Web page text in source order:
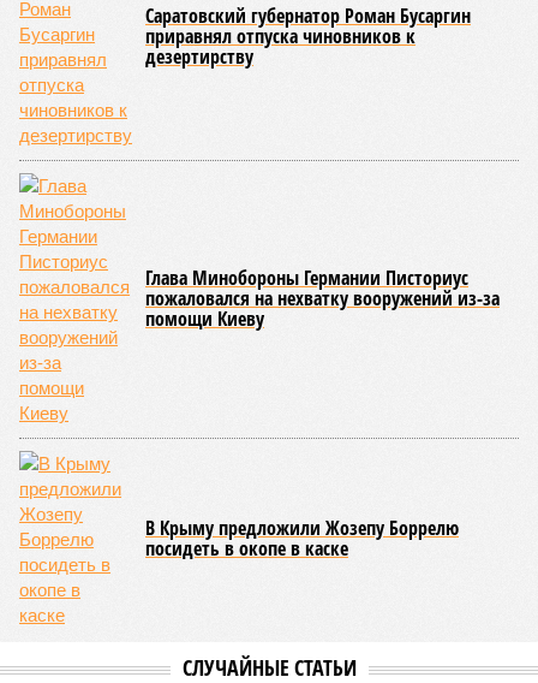
Саратовский губернатор Роман Бусаргин
приравнял отпуска чиновников к
дезертирству
Глава Минобороны Германии Писториус
пожаловался на нехватку вооружений из-за
помощи Киеву
В Крыму предложили Жозепу Боррелю
посидеть в окопе в каске
СЛУЧАЙНЫЕ СТАТЬИ